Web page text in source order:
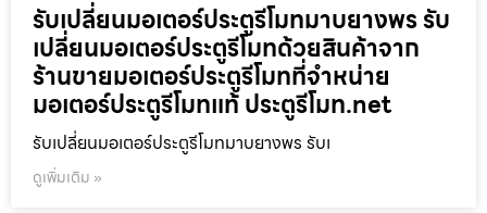
รับเปลี่ยนมอเตอร์ประตูรีโมทมาบยางพร รับ
เปลี่ยนมอเตอร์ประตูรีโมทด้วยสินค้าจาก
ร้านขายมอเตอร์ประตูรีโมทที่จำหน่าย
มอเตอร์ประตูรีโมทแท้ ประตูรีโมท.net
รับเปลี่ยนมอเตอร์ประตูรีโมทมาบยางพร รับเ
ดูเพิ่มเติม »